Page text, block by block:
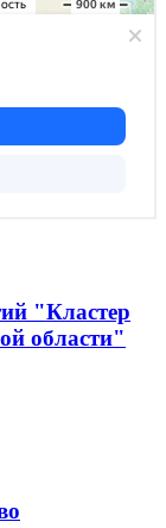
"Кластер
области"